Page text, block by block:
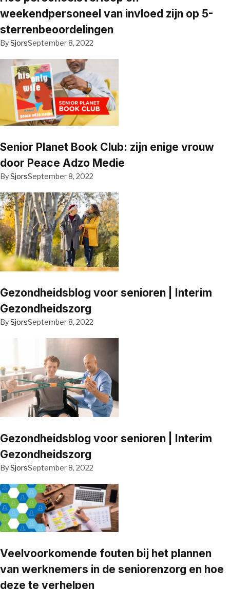
weekendpersoneel van invloed zijn op 5-
sterrenbeoordelingen
BySjorsSeptember 8, 2022
Senior Planet Book Club: zijn enige vrouw
door Peace Adzo Medie
BySjorsSeptember 8, 2022
Gezondheidsblog voor senioren | Interim
Gezondheidszorg
BySjorsSeptember 8, 2022
Gezondheidsblog voor senioren | Interim
Gezondheidszorg
BySjorsSeptember 8, 2022
Veelvoorkomende fouten bij het plannen
van werknemers in de seniorenzorg en hoe
deze te verhelpen